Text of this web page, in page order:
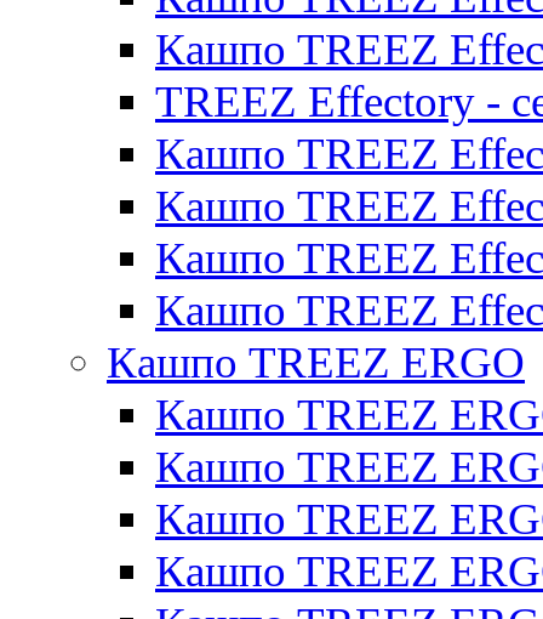
Кашпо TREEZ
TREEZ Effectory -
Кашпо TREEZ
Кашпо TREEZ
Кашпо TREEZ
Кашпо TREEZ
Кашпо TREEZ ERGO
Кашпо TREEZ
Кашпо TREEZ
Кашпо TREEZ
Кашпо TREEZ